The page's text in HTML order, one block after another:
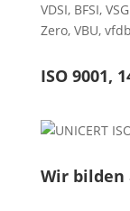
VDSI, BFSI,
Zero, VBU, vfdb
ISO 9001,
Wir bilden